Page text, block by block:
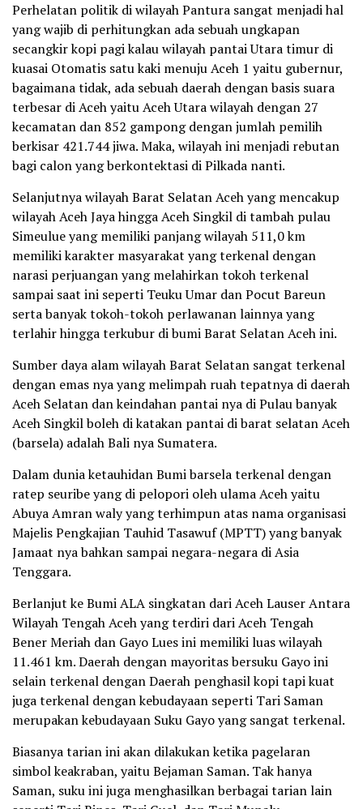
Perhelatan politik di wilayah Pantura sangat menjadi hal
yang wajib di perhitungkan ada sebuah ungkapan
secangkir kopi pagi kalau wilayah pantai Utara timur di
kuasai Otomatis satu kaki menuju Aceh 1 yaitu gubernur,
bagaimana tidak, ada sebuah daerah dengan basis suara
terbesar di Aceh yaitu Aceh Utara wilayah dengan 27
kecamatan dan 852 gampong dengan jumlah pemilih
berkisar 421.744 jiwa. Maka, wilayah ini menjadi rebutan
bagi calon yang berkontektasi di Pilkada nanti.
Selanjutnya wilayah Barat Selatan Aceh yang mencakup
wilayah Aceh Jaya hingga Aceh Singkil di tambah pulau
Simeulue yang memiliki panjang wilayah 511,0 km
memiliki karakter masyarakat yang terkenal dengan
narasi perjuangan yang melahirkan tokoh terkenal
sampai saat ini seperti Teuku Umar dan Pocut Bareun
serta banyak tokoh-tokoh perlawanan lainnya yang
terlahir hingga terkubur di bumi Barat Selatan Aceh ini.
Sumber daya alam wilayah Barat Selatan sangat terkenal
dengan emas nya yang melimpah ruah tepatnya di daerah
Aceh Selatan dan keindahan pantai nya di Pulau banyak
Aceh Singkil boleh di katakan pantai di barat selatan Aceh
(barsela) adalah Bali nya Sumatera.
Dalam dunia ketauhidan Bumi barsela terkenal dengan
ratep seuribe yang di pelopori oleh ulama Aceh yaitu
Abuya Amran waly yang terhimpun atas nama organisasi
Majelis Pengkajian Tauhid Tasawuf (MPTT) yang banyak
Jamaat nya bahkan sampai negara-negara di Asia
Tenggara.
Berlanjut ke Bumi ALA singkatan dari Aceh Lauser Antara
Wilayah Tengah Aceh yang terdiri dari Aceh Tengah
Bener Meriah dan Gayo Lues ini memiliki luas wilayah
11.461 km. Daerah dengan mayoritas bersuku Gayo ini
selain terkenal dengan Daerah penghasil kopi tapi kuat
juga terkenal dengan kebudayaan seperti Tari Saman
merupakan kebudayaan Suku Gayo yang sangat terkenal.
Biasanya tarian ini akan dilakukan ketika pagelaran
simbol keakraban, yaitu Bejaman Saman. Tak hanya
Saman, suku ini juga menghasilkan berbagai tarian lain